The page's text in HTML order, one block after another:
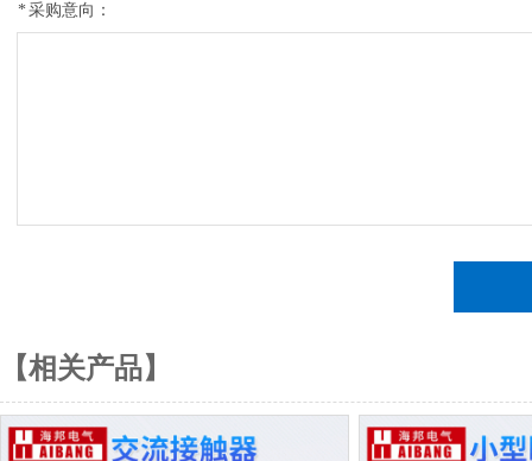
*采购意向：
【相关产品】